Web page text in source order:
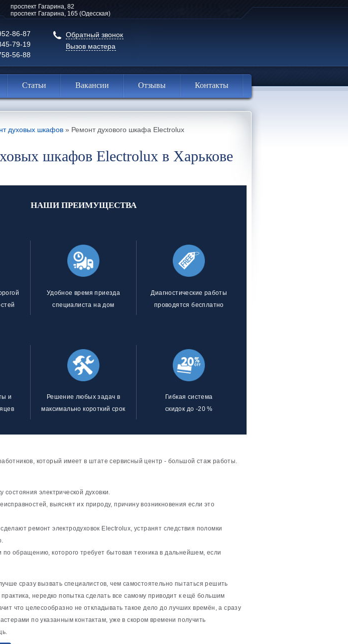
проспект Гагарина, 82
проспект Гагарина, 165 (Одесская)
86-87
79-19
56-88
Обратный звонок
Вызов мастера
Статьи Вакансии Отзывы Контакты
духовых шкафов » Ремонт духового шкафа Electrolux
шкафов Electrolux в Харькове
НАШИ ПРЕИМУЩЕСТВА
Удобное время приезда
специалиста на дом
Диагностические работы
проводятся бесплатно
и
Решение любых задач в
максимально короткий срок
Гибкая система
скидок до -20 %
который имеет в штате сервисный центр - большой стаж работы.
состояния электрической духовки.
выяснят их природу, причину возникновения если это
ремонт электродуховок Electrolux, устранят следствия поломки
по обращению, которого требует бытовая техника в дальнейшем, если
сразу вызвать специалистов, чем самостоятельно пытаться решить
нередко попытка сделать все самому приводит к ещё большим
что целесообразно не откладывать такое дело до лучших времён, а сразу
по указанным контактам, уже в скором времени получить